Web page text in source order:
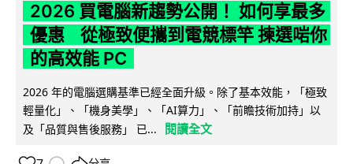
2026 買電腦新趨勢公開！ 如何享最多
優惠 從極致便攜到電競標竿 揀選啱你
的高效能 PC
2026 年的電腦選購基準已經全面升級。除了基本效能，「極致
輕量化」、「機身美學」、「AI算力」、「前瞻技術加持」以
及「品質與售後服務」 已...
閱讀全文